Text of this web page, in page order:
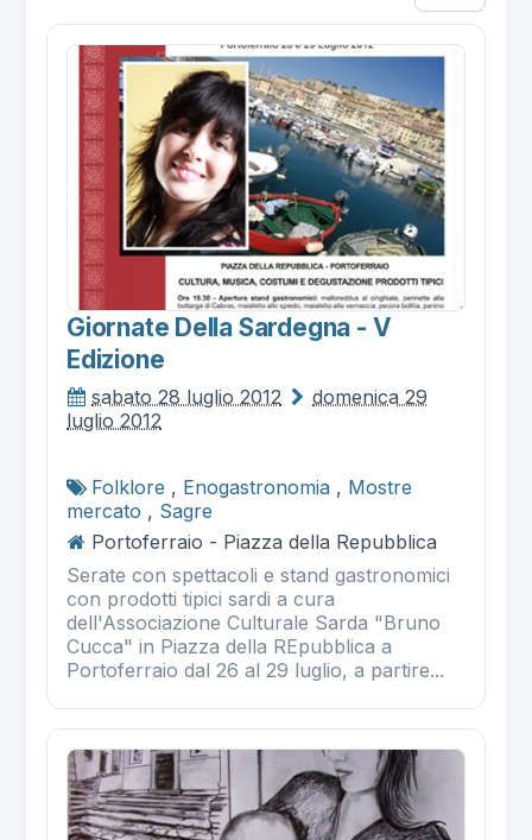
Giornate Della Sardegna - V
Edizione
sabato 28 luglio 2012
domenica 29
luglio 2012
Folklore , Enogastronomia , Mostre
mercato , Sagre
Portoferraio - Piazza della Repubblica
Serate con spettacoli e stand gastronomici
con prodotti tipici sardi a cura
dell'Associazione Culturale Sarda "Bruno
Cucca" in Piazza della REpubblica a
Portoferraio dal 26 al 29 luglio, a partire...